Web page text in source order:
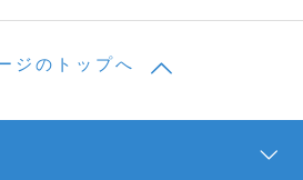
ジのトップへ